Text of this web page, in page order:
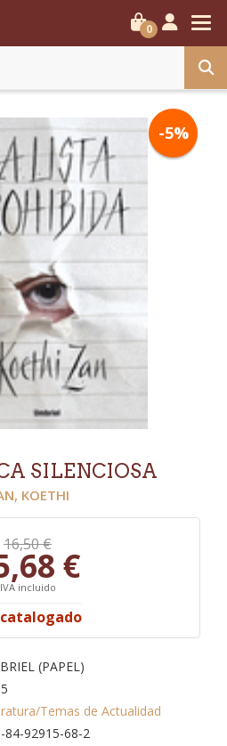
0
-5%
SILENCIOSA
KOETHI
16,50 €
€
IVA incluido
(PAPEL)
Temas de Actualidad
84-92915-68-2